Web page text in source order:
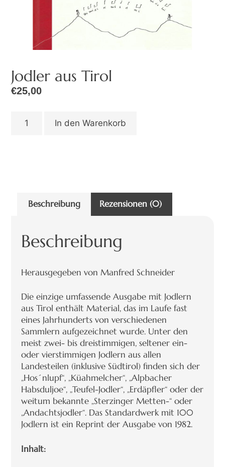
Jodler aus Tirol
€25,00
In den Warenkorb
Beschreibung Rezensionen (0)
Beschreibung
Herausgegeben von Manfred Schneider
Die einzige umfassende Ausgabe mit Jodlern
aus Tirol enthält Material, das im Laufe fast
eines Jahrhunderts von verschiedenen
Sammlern aufgezeichnet wurde. Unter den
meist zwei- bis dreistimmigen, seltener ein-
oder vierstimmigen Jodlern aus allen
Landesteilen (inklusive Südtirol) finden sich der
„Hos´nlupf“, „Küahmelcher“, „Alpbacher
Habsduljoe“, „Teufel-Jodler“, „Erdäpfler“ oder der
weitum bekannte „Sterzinger Metten-“ oder
„Andachtsjodler“. Das Standardwerk mit 100
Jodlern ist ein Reprint der Ausgabe von 1982.
Inhalt: